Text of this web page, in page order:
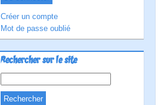
Créer un compte
Mot de passe oublié
Rechercher sur le site